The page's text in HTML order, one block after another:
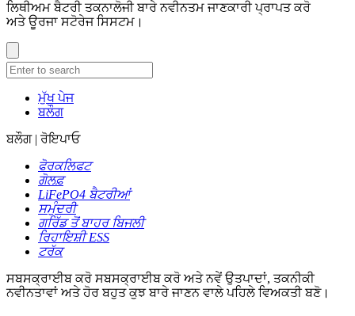
ਲਿਥੀਅਮ ਬੈਟਰੀ ਤਕਨਾਲੋਜੀ ਬਾਰੇ ਨਵੀਨਤਮ ਜਾਣਕਾਰੀ ਪ੍ਰਾਪਤ ਕਰੋ
ਅਤੇ ਊਰਜਾ ਸਟੋਰੇਜ ਸਿਸਟਮ।
ਮੁੱਖ ਪੇਜ
ਬਲੌਗ
ਬਲੌਗ | ਰੋਇਪਾਓ
ਫੋਰਕਲਿਫਟ
ਗੋਲਫ਼
LiFePO4 ਬੈਟਰੀਆਂ
ਸਮੁੰਦਰੀ
ਗਰਿੱਡ ਤੋਂ ਬਾਹਰ ਬਿਜਲੀ
ਰਿਹਾਇਸ਼ੀ ESS
ਟਰੱਕ
ਸਬਸਕ੍ਰਾਈਬ ਕਰੋ ਸਬਸਕ੍ਰਾਈਬ ਕਰੋ ਅਤੇ ਨਵੇਂ ਉਤਪਾਦਾਂ, ਤਕਨੀਕੀ
ਨਵੀਨਤਾਵਾਂ ਅਤੇ ਹੋਰ ਬਹੁਤ ਕੁਝ ਬਾਰੇ ਜਾਣਨ ਵਾਲੇ ਪਹਿਲੇ ਵਿਅਕਤੀ ਬਣੋ।